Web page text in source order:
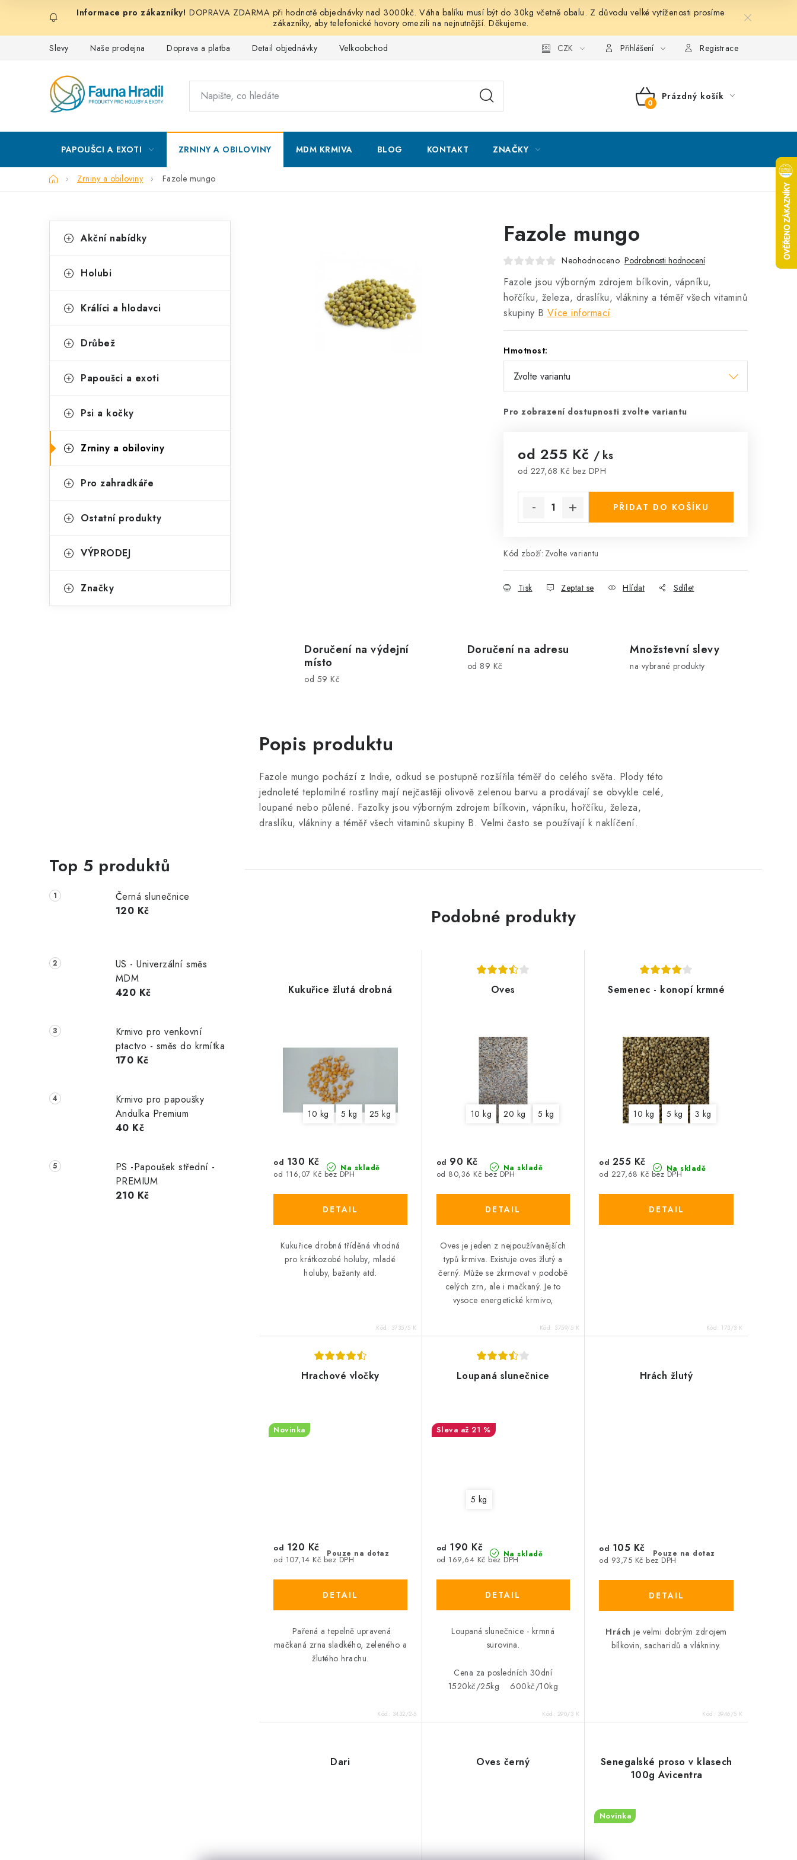
obsah
DOPRAVA ZDARMA při hodnotě objednávky nad 3000kč. Váha balíku musí být do 30kg včetně obalu. Z důvodu velké vytíženosti prosíme
zákazníky, aby telefonické hovory omezili na nejnutnější. Děkujeme.
Slevy Naše prodejna Doprava a platba Detail objednávky Velkoobchod Podmínky ochrany osobních údajů Mapa serveru Kontakt
CZK Přihlášení Registrace
NÁKUPNÍ
Prázdný košík
PAPOUŠCI A EXOTI ZRNINY A OBILOVINY MDM KRMIVA BLOG KONTAKT ZNAČKY
DomůZrniny a obiloviny Fazole mungo
o
t
r
n
n
p
a
e
kategorie
a
e
o
i
Akční nabídky
Holubi
Králíci a hlodavci
Drůbež
Papoušci a exoti
Psi a kočky
Zrniny a obiloviny
Pro zahradkáře
Ostatní produkty
VÝPRODEJ
Značky
Top 5 produktů
Černá slunečnice
120 Kč
US - Univerzální směs
MDM
420 Kč
Krmivo pro venkovní
ptactvo - směs do krmítka
170 Kč
Krmivo pro papoušky
Andulka Premium
40 Kč
PS -Papoušek střední -
PREMIUM
210 Kč
Fazole mungo
Neohodnoceno Podrobnosti hodnocení
Fazole jsou výborným zdrojem bílkovin, vápníku,
hořčíku, železa, draslíku, vlákniny a téměř všech vitaminů
skupiny B Více informací
Hmotnost:
Pro zobrazení dostupnosti zvolte variantu
od 255 Kč / ks
od 227,68 Kč bez DPH
PŘIDAT DO KOŠÍKU
Kód zboží: Zvolte variantu
Tisk Zeptat se Hlídat Sdílet
Doručení na výdejní
místo
od 59 Kč
Doručení na adresu
od 89 Kč
Množstevní slevy
na vybrané produkty
Popis produktu
Fazole mungo pochází z Indie, odkud se postupně rozšířila téměř do celého světa. Plody této
jednoleté teplomilné rostliny mají nejčastěji olivově zelenou barvu a prodávají se obvykle celé,
loupané nebo půlené. Fazolky jsou výborným zdrojem bílkovin, vápníku, hořčíku, železa,
draslíku, vlákniny a téměř všech vitaminů skupiny B. Velmi často se používají k naklíčení.
Podobné produkty
Kukuřice žlutá drobná
10 kg 5 kg 25 kg
Na skladě
od 116,07 Kč bez DPH
od 130 Kč
Kukuřice drobná tříděná vhodná
pro krátkozobé holuby, mladé
holuby, bažanty atd.
Kód: 3735/5 K
Oves
10 kg 20 kg 5 kg
Na skladě
od 80,36 Kč bez DPH
od 90 Kč
Oves je jeden z nejpoužívanějších
typů krmiva. Existuje oves žlutý a
černý. Může se zkrmovat v podobě
celých zrn, ale i mačkaný. Je to
vysoce energetické krmivo,
Kód: 3759/5 K
Semenec - konopí krmné
10 kg 5 kg 3 kg
Na skladě
od 227,68 Kč bez DPH
od 255 Kč
Kód: 173/3 K
Hrachové vločky
Novinka
Pouze na dotaz
od 107,14 Kč bez DPH
od 120 Kč
Pařená a tepelně upravená
mačkaná zrna sladkého, zeleného a
žlutého hrachu.
Kód: 3432/2-5
Loupaná slunečnice
až 21 %
5 kg
Na skladě
od 169,64 Kč bez DPH
od 190 Kč
Loupaná slunečnice - krmná
surovina.
Cena za posledních 30dní
1520kč/25kg 600kč/10kg
Kód: 290/3 K
Hrách žlutý
Pouze na dotaz
od 93,75 Kč bez DPH
od 105 Kč
Hrách je velmi dobrým zdrojem
bílkovin, sacharidů a vlákniny.
Kód: 3946/5 K
Dari Oves černý
Senegalské proso v klasech
100g Avicentra
Novinka